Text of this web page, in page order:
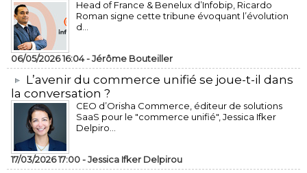
Head of France & Benelux d’Infobip, Ricardo
Roman signe cette tribune évoquant l’évolution
d...
06/05/2026 16:04 -Jérôme Bouteiller
L’avenir du commerce unifié se joue-t-il dans
la conversation ?
CEO d’Orisha Commerce, éditeur de solutions
SaaS pour le "commerce unifié", Jessica Ifker
Delpiro...
17/03/2026 17:00 -Jessica Ifker Delpirou